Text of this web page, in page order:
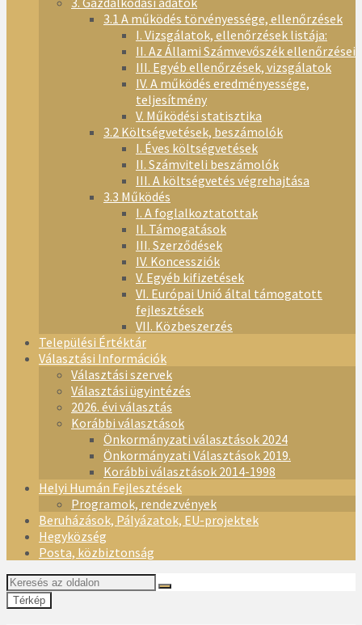
3.1 A működés törvényessége, ellenőrzések
I. Vizsgálatok, ellenőrzések listája:
II. Az Állami Számvevőszék ellenőrzései
III. Egyéb ellenőrzések, vizsgálatok
IV. A működés eredményessége,
teljesítmény
V. Működési statisztika
3.2 Költségvetések, beszámolók
I. Éves költségvetések
II. Számviteli beszámolók
III. A költségvetés végrehajtása
3.3 Működés
I. A foglalkoztatottak
II. Támogatások
III. Szerződések
IV. Koncessziók
V. Egyéb kifizetések
VI. Európai Unió által támogatott
fejlesztések
VII. Közbeszerzés
Települési Értéktár
Választási Információk
Választási szervek
Választási ügyintézés
2026. évi választás
Korábbi választások
Önkormányzati választások 2024
Önkormányzati Választások 2019.
Korábbi választások 2014-1998
Helyi Humán Fejlesztések
Programok, rendezvények
Beruházások, Pályázatok, EU-projektek
Hegyközség
Posta, közbiztonság
Térkép